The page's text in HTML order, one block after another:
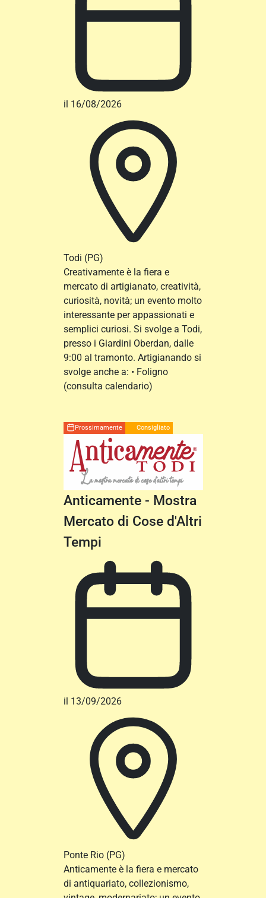
il 16/08/2026
Todi (PG)
Creativamente è la fiera e
mercato di artigianato, creatività,
curiosità, novità; un evento molto
interessante per appassionati e
semplici curiosi. Si svolge a Todi,
presso i Giardini Oberdan, dalle
9:00 al tramonto. Artigianando si
svolge anche a: • Foligno
(consulta calendario)
Prossimamente Consigliato
Anticamente - Mostra
Mercato di Cose d'Altri
Tempi
il 13/09/2026
Ponte Rio (PG)
Anticamente è la fiera e mercato
di antiquariato, collezionismo,